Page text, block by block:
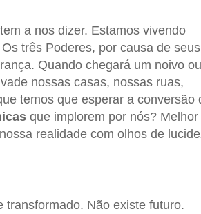
a nos dizer. Estamos vivendo
três Poderes, por causa de seus
Quando chegará um noivo ou
nossas casas, nossas ruas,
temos que esperar a conversão
que implorem por nós? Melhor
realidade com olhos de
transformado. Não existe futuro.